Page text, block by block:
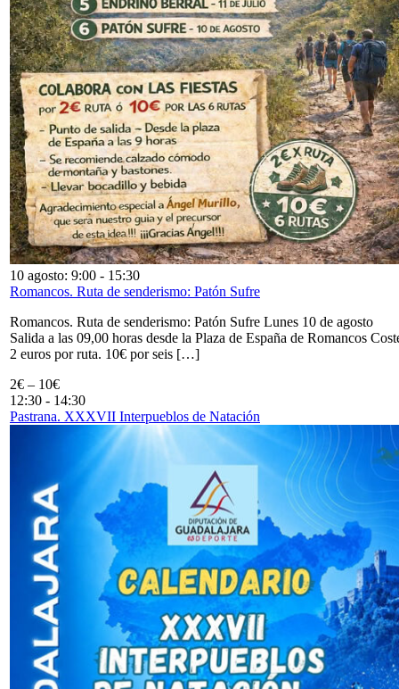
10 agosto: 9:00 - 15:30
Romancos. Ruta de senderismo: Patón Sufre
Romancos. Ruta de senderismo: Patón Sufre Lunes 10 de agosto
Salida a las 09,00 horas desde la Plaza de España de Romancos
2 euros por ruta. 10€ por seis […]
2€ – 10€
12:30 - 14:30
Pastrana. XXXVII Interpueblos de Natación